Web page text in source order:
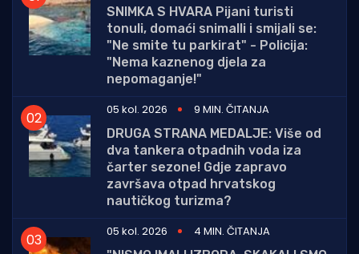
SNIMKA S HVARA Pijani turisti
tonuli, domaći snimalli i smijali se:
"Ne smite tu parkirat" - Policija:
"Nema kaznenog djela za
nepomaganje!"
05 kol. 2026
9 MIN. ČITANJA
DRUGA STRANA MEDALJE: Više od
dva tankera otpadnih voda iza
čarter sezone! Gdje zapravo
završava otpad hrvatskog
nautičkog turizma?
05 kol. 2026
4 MIN. ČITANJA